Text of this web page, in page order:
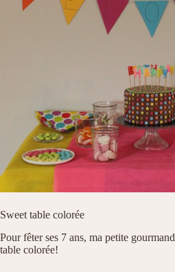
Sweet table colorée
Pour fêter ses 7 ans, ma petite
table colorée!